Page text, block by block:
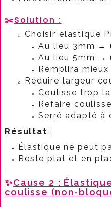
✂️Solution :
Choisir élastique
Au lieu 3mm →
Au lieu 5mm →
Remplira
Réduire largeur
Coulisse trop
Refaire
Serré adapté à
Résultat :​
Élastique ne peut
Reste plat et en
✨Cause 2 :
coulisse (non-